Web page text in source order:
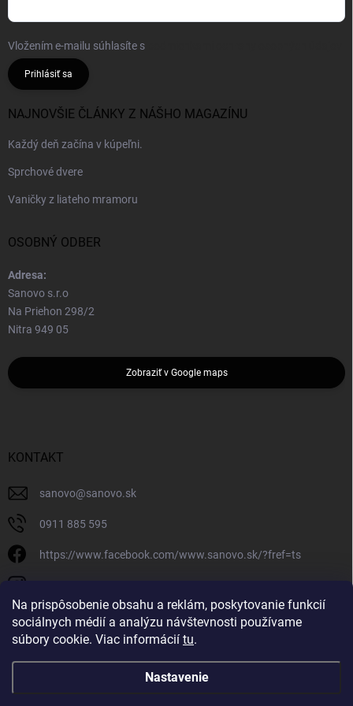
Na prispôsobenie obsahu a reklám, poskytovanie funkcií
sociálnych médií a analýzu návštevnosti používame
súbory cookie. Viac informácií tu.
Nastavenie
Vložením e-mailu súhlasíte s
Prihlásiť sa
NAJNOVŠIE ČLÁNKY Z NÁŠHO MAGAZÍNU
Každý deň začína v kúpeľni.
Sprchové dvere
Vaničky z liateho mramoru
OSOBNÝ ODBER
Adresa:
Sanovo s.r.o
Na Priehon 298/2
Nitra 949 05
Zobraziť v Google maps
KONTAKT
sanovo@sanovo.sk
0911 885 595
https://www.facebook.com/www.sanovo.sk/?fref=ts